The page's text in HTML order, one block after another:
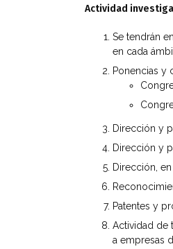
Actividad
Se tendrán
en cada
Ponencias y
Dirección y
Dirección y
Dirección,
Patentes y
Actividad de
a empresas